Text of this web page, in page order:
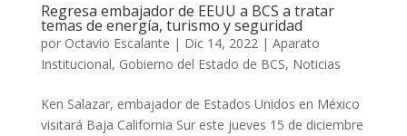
Regresa embajador de EEUU a BCS a tratar
temas de energía, turismo y seguridad
por Octavio Escalante | Dic 14, 2022| Aparato
Institucional, Gobierno del Estado de BCS, Noticias
Ken Salazar, embajador de Estados Unidos en México
visitará Baja California Sur este jueves 15 de diciembre